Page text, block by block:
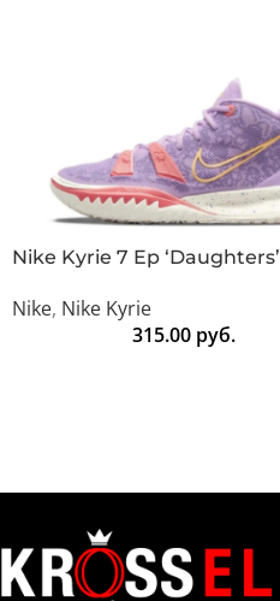
Nike Kyrie 7 Ep ‘Daughters’
Nike, Nike Kyrie
315.00 руб.